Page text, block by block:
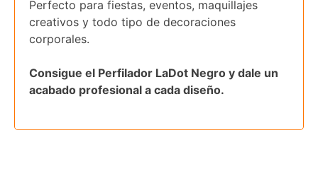
Perfecto para fiestas, eventos, maquillajes
creativos y todo tipo de decoraciones
corporales.
Consigue el Perfilador LaDot Negro y dale un
acabado profesional a cada diseño.